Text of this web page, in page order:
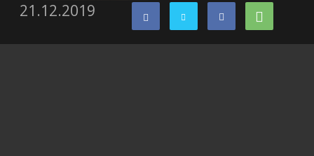
21.12.2019